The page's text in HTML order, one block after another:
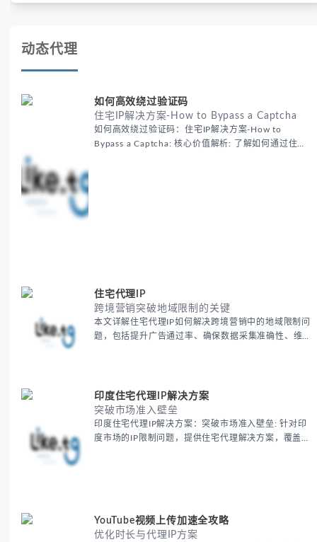
动态代理
如何高效绕过验证码
住宅IP解决方案-How to Bypass a Captcha
如何高效绕过验证码：住宅IP解决方案-How to
Bypass a Captcha: 核心价值解析: 了解如何通过住宅
住宅代理IP
跨境营销突破地域限制的关键
本文详解住宅代理IP如何解决跨境营销中的地域限制问
题，包括提升广告通过率、确保数据采集准确性、维护
印度住宅代理IP解决方案
突破市场准入壁垒
印度住宅代理IP解决方案：突破市场准入壁垒: 针对印
度市场的IP限制问题，提供住宅代理解决方案，覆盖主
YouTube视频上传加速全攻略
优化时长与代理IP方案